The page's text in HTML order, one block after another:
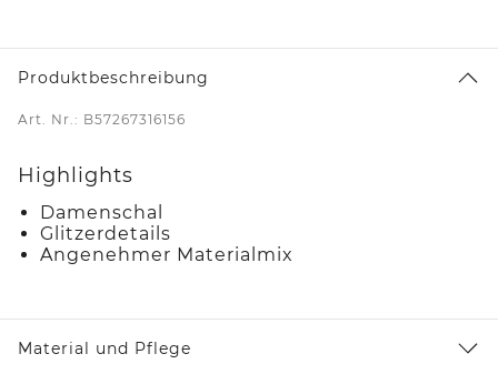
Produktbeschreibung
Art. Nr.: B57267316156
Highlights
Damenschal
Glitzerdetails
Angenehmer Materialmix
Material und Pflege